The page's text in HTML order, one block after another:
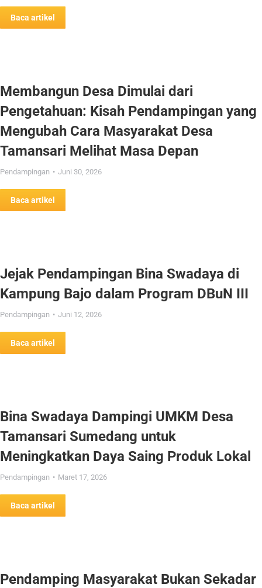
Baca artikel
Membangun Desa Dimulai dari
Pengetahuan: Kisah Pendampingan yang
Mengubah Cara Masyarakat Desa
Tamansari Melihat Masa Depan
Pendampingan Juni 30, 2026
Baca artikel
Jejak Pendampingan Bina Swadaya di
Kampung Bajo dalam Program DBuN III
Pendampingan Juni 12, 2026
Baca artikel
Bina Swadaya Dampingi UMKM Desa
Tamansari Sumedang untuk
Meningkatkan Daya Saing Produk Lokal
Pendampingan Maret 17, 2026
Baca artikel
Pendamping Masyarakat Bukan Sekadar